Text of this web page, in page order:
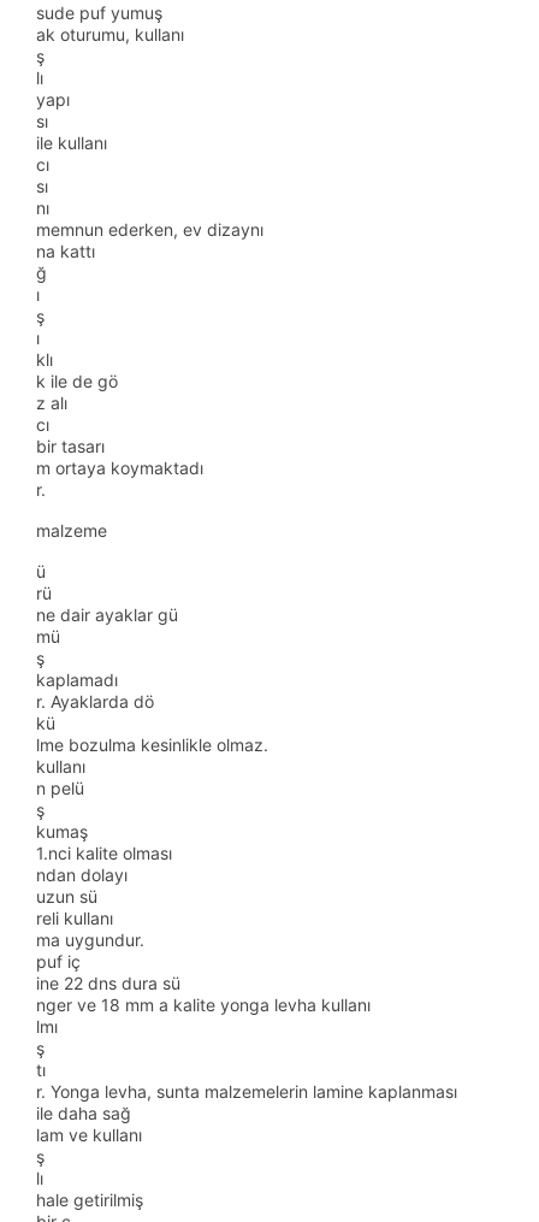
sude puf yumuş
ak oturumu, kullanı
ş
lı
yapı
sı
ile kullanı
cı
sı
nı
memnun ederken, ev dizaynı
na kattı
ğ
ı
ş
ı
klı
k ile de gö
z alı
cı
bir tasarı
m ortaya koymaktadı
r.
malzeme
ü
rü
ne dair ayaklar gü
mü
ş
kaplamadı
r. Ayaklarda dö
kü
lme bozulma kesinlikle olmaz.
kullanı
n pelü
ş
kumaş
1.nci kalite olması
ndan dolayı
uzun sü
reli kullanı
ma uygundur.
puf iç
ine 22 dns dura sü
nger ve 18 mm a kalite yonga levha kullanı
lmı
ş
tı
r. Yonga levha, sunta malzemelerin lamine kaplanması
ile daha sağ
lam ve kullanı
ş
lı
hale getirilmiş